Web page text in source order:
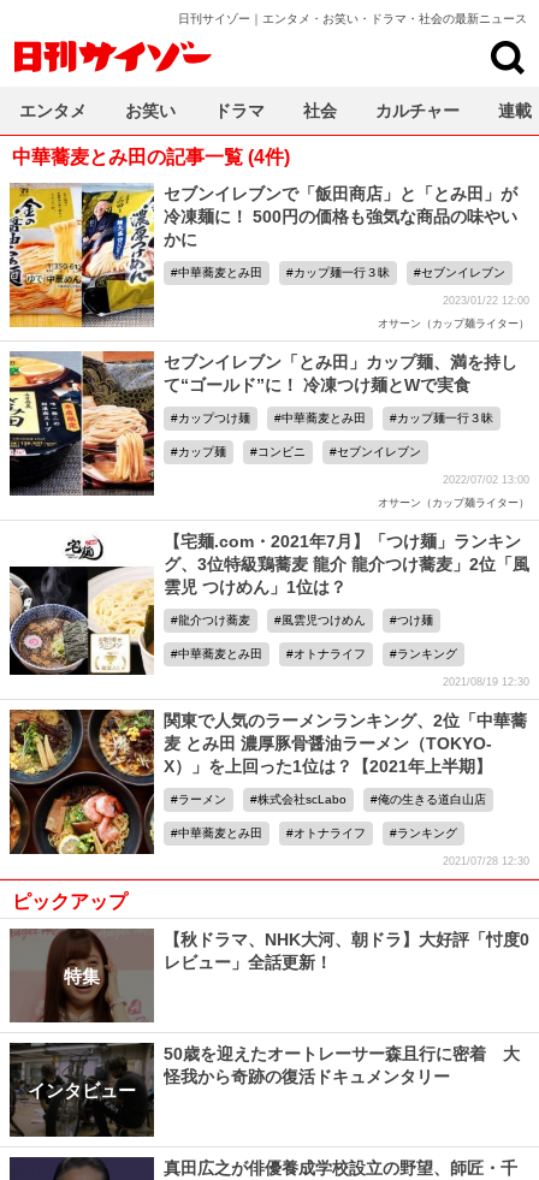
日刊サイゾー｜エンタメ・お笑い・ドラマ・社会の最新ニュース
中華蕎麦とみ田の記事一覧 (4件)
セブンイレブンで「飯田商店」と「とみ田」が
冷凍麺に！ 500円の価格も強気な商品の味やい
かに
中華蕎麦とみ田 カップ麺一行３昧 セブンイレブン
2023/01/22 12:00
オサーン（カップ麺ライター）
セブンイレブン「とみ田」カップ麺、満を持し
て“ゴールド”に！ 冷凍つけ麺とWで実食
カップつけ麺 中華蕎麦とみ田 カップ麺一行３昧
カップ麺 コンビニ セブンイレブン
2022/07/02 13:00
オサーン（カップ麺ライター）
【宅麺.com・2021年7月】「つけ麺」ランキン
グ、3位特級鶏蕎麦 龍介 龍介つけ蕎麦」2位「風
雲児 つけめん」1位は？
龍介つけ蕎麦 風雲児つけめん つけ麺
中華蕎麦とみ田 オトナライフ ランキング
2021/08/19 12:30
関東で人気のラーメンランキング、2位「中華蕎
麦 とみ田 濃厚豚骨醤油ラーメン（TOKYO-
X）」を上回った1位は？【2021年上半期】
ラーメン 株式会社scLabo 俺の生きる道白山店
中華蕎麦とみ田 オトナライフ ランキング
2021/07/28 12:30
ピックアップ
特集
【秋ドラマ、NHK大河、朝ドラ】大好評「忖度0
レビュー」全話更新！
インタビュー
50歳を迎えたオートレーサー森且行に密着 大
怪我から奇跡の復活ドキュメンタリー
真田広之が俳優養成学校設立の野望、師匠・千
エンタメ お笑い ドラマ 社会 カルチャー 連載